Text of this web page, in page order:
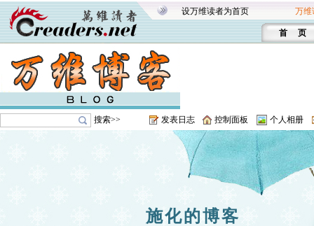
设万维读者为首页 万维
首 页
搜索>> 发表日志 控制面板 个人相册
施化的博客